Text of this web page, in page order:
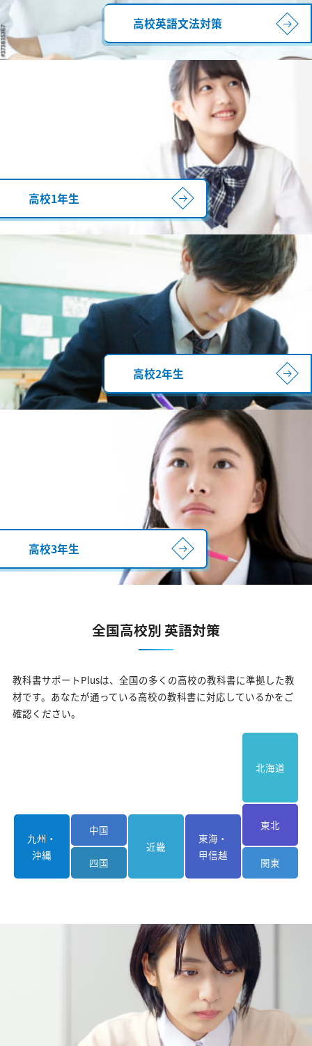
高校英語文法対策
高校1年生
高校2年生
高校3年生
全国高校別 英語対策
教科書サポートPlusは、全国の多くの高校の教科書に準拠した教
材です。 あなたが通っている高校の教科書に対応しているかをご
確認ください。
北海道
東北
九州・
沖縄
中国
近畿
東海・
甲信越
四国 関東